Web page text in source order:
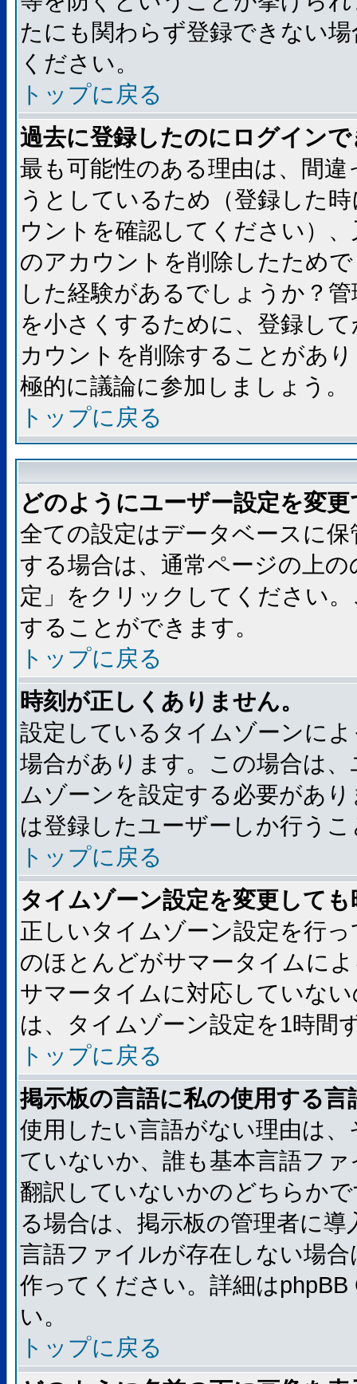
たにも関わらず登録できない
ください。
トップに戻る
過去に登録したのにログイン
最も可能性のある理由は、間
うとしているため（登録した
ウントを確認してください）
のアカウントを削除したため
した経験があるでしょうか？
を小さくするために、登録し
カウントを削除することがあ
極的に議論に参加しましょう。
トップに戻る
どのようにユーザー設定を変
全ての設定はデータベースに
する場合は、通常ページの上
定」をクリックしてください
することができます。
トップに戻る
時刻が正しくありません。
設定しているタイムゾーンに
場合があります。この場合は
ムゾーンを設定する必要があ
は登録したユーザーしか行う
トップに戻る
タイムゾーン設定を変更して
正しいタイムゾーン設定を行
のほとんどがサマータイムに
サマータイムに対応していな
は、タイムゾーン設定を1時間
トップに戻る
掲示板の言語に私の使用する
使用したい言語がない理由は
ていないか、誰も基本言語フ
翻訳していないかのどちらか
る場合は、掲示板の管理者に
言語ファイルが存在しない場
作ってください。詳細は
い。
トップに戻る